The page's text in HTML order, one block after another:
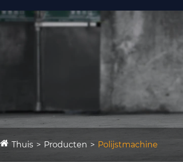
Thuis Producten Polijstmachine